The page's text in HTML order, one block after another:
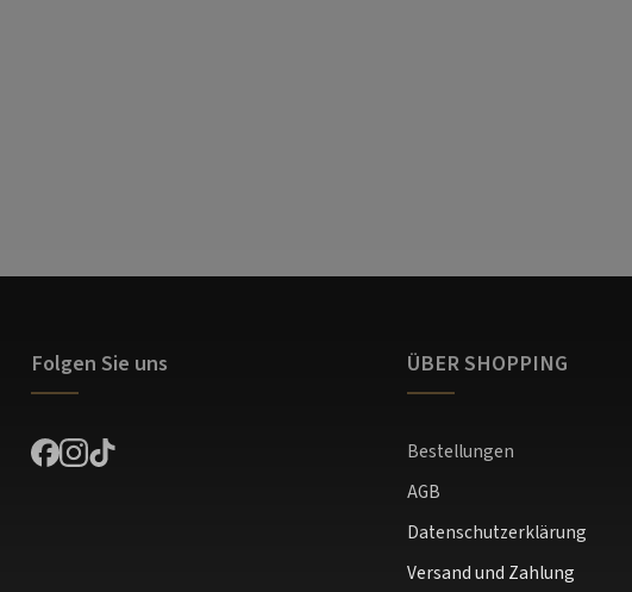
Folgen Sie uns ÜBER SHOPPING
Bestellungen
AGB
Datenschutzerklärung
Versand und Zahlung